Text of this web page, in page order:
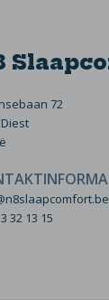
72
32 13 15